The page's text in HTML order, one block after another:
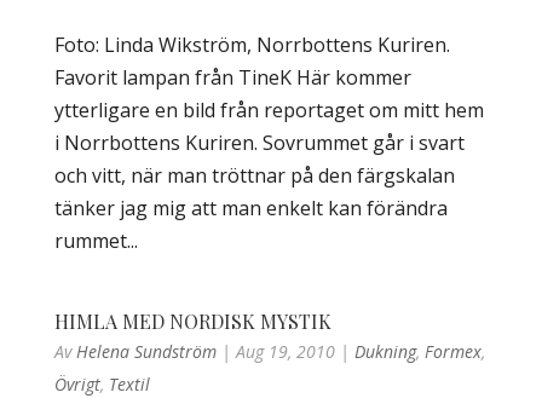
Foto: Linda Wikström, Norrbottens Kuriren.
Favorit lampan från TineK Här kommer
ytterligare en bild från reportaget om mitt hem
i Norrbottens Kuriren. Sovrummet går i svart
och vitt, när man tröttnar på den färgskalan
tänker jag mig att man enkelt kan förändra
rummet...
HIMLA MED NORDISK MYSTIK
AvHelena Sundström|Aug 19, 2010| Dukning, Formex,
Övrigt, Textil